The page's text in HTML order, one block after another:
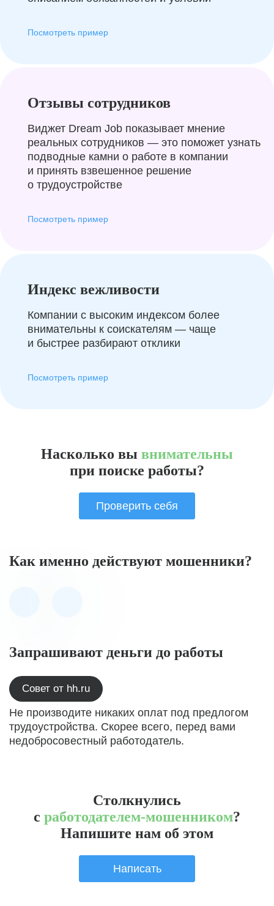
Посмотреть пример
Отзывы сотрудников
Виджет Dream Job показывает мнение
реальных сотрудников — это поможет узнать
подводные камни о работе в компании
и принять взвешенное решение
о трудоустройстве
Посмотреть пример
Индекс вежливости
Компании с высоким индексом более
внимательны к соискателям — чаще
и быстрее разбирают отклики
Посмотреть пример
Насколько вы внимательны
при поиске работы?
Проверить себя
Как именно действуют мошенники?
Запрашивают деньги до работы
Совет от hh.ru
Не производите никаких оплат под предлогом
трудоустройства. Скорее всего, перед вами
недобросовестный работодатель.
Столкнулись
с работодателем-мошенником?
Напишите нам об этом
Написать